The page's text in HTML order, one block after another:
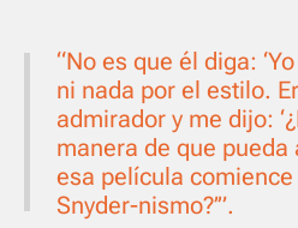
“No es que él diga:
ni nada por el estilo.
admirador y me dijo:
manera de que pueda
esa película
Snyder-nismo?’”.